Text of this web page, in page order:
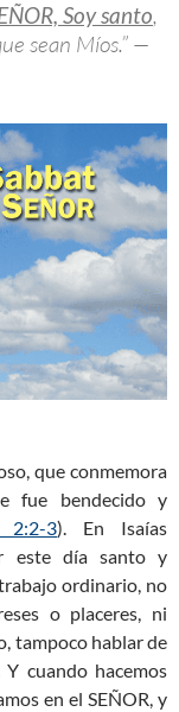
Soy santo,
sean Míos.” —
que conmemora
fue bendecido y
2:2-3). En Isaías
este día santo y
ordinario, no
o placeres, ni
tampoco hablar de
Y cuando hacemos
en el SEÑOR, y